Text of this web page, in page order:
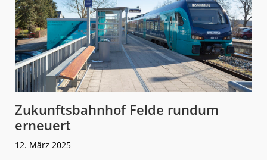
Zukunftsbahnhof Felde rundum
erneuert
12. März 2025